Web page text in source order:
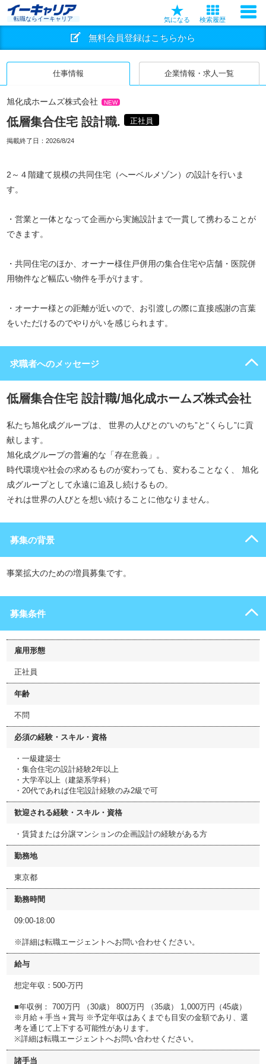
転職ならイーキャリア 気になる 検索履歴
無料会員登録はこちらから
仕事情報 企業情報・求人一覧
旭化成ホームズ株式会社 NEW
低層集合住宅 設計職. 正社員
掲載終了日： 2026/8/24
2～４階建て規模の共同住宅（へーベルメゾン）の設計を行いま
す。
・営業と一体となって企画から実施設計まで一貫して携わることが
できます。
・共同住宅のほか、オーナー様住戸併用の集合住宅や店舗・医院併
用物件など幅広い物件を手がけます。
・オーナー様との距離が近いので、お引渡しの際に直接感謝の言葉
をいただけるのでやりがいを感じられます。
求職者へのメッセージ
低層集合住宅 設計職/旭化成ホームズ株式会社
私たち旭化成グループは、 世界の人びとの“いのち”と“くらし”に貢
献します。
旭化成グループの普遍的な「存在意義」。
時代環境や社会の求めるものが変わっても、変わることなく、 旭化
成グループとして永遠に追及し続けるもの。
それは世界の人びとを想い続けることに他なりません。
募集の背景
事業拡大のための増員募集です。
募集条件
雇用形態
正社員
年齢
不問
必須の経験・スキル・資格
・一級建築士
・集合住宅の設計経験2年以上
・大学卒以上（建築系学科）
・20代であれば住宅設計経験のみ2級で可
歓迎される経験・スキル・資格
・賃貸または分譲マンションの企画設計の経験がある方
勤務地
東京都
勤務時間
09:00-18:00
※詳細は転職エージェントへお問い合わせください。
給与
想定年収：500-万円
■年収例： 700万円 （30歳） 800万円 （35歳） 1,000万円（45歳）
※月給＋手当＋賞与 ※予定年収はあくまでも目安の金額であり、選
考を通じて上下する可能性があります。
※詳細は転職エージェントへお問い合わせください。
諸手当